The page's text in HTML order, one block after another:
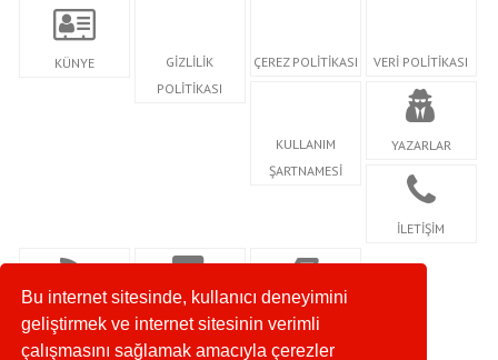
Bu internet sitesinde, kullanıcı deneyimini
geliştirmek ve internet sitesinin verimli
çalışmasını sağlamak amacıyla çerezler
KÜNYE
GİZLİLİK
POLİTİKASI
ÇEREZ POLİTİKASI VERİ POLİTİKASI
KULLANIM
ŞARTNAMESİ
YAZARLAR
İLETİŞİM
FİRMA REHBERİ SERİ İLANLAR